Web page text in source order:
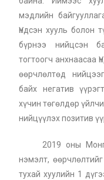
мэдлийн
Үндсэн хууль болон
бүрнээ нийцсэн
тогтоогч анхнаасаа
өөрчлөлтөд
байх негатив
хүчин төгөлдөр
нийцүүлэх позитив
2019 оны
нэмэлт,
тухай хуулийн 1